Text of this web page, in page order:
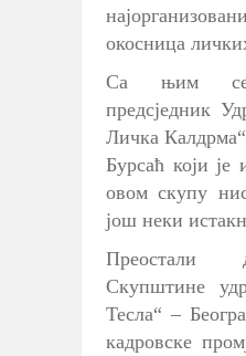
окосница
Са њим
предсједник
Личка
Бурсаћ који
овом скупу
још неки
Преостали
Скупштине
Тесла“ –
кадровске